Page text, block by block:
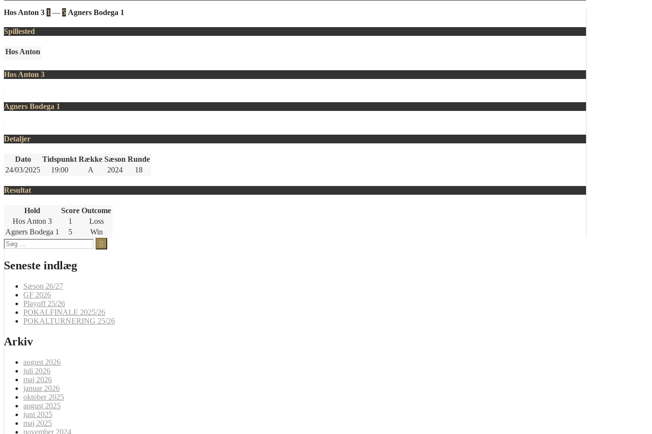
Hos Anton 3 1 — 5 Agners Bodega 1
Spillested
Hos Anton
Hos Anton 3
Agners Bodega 1
Detaljer
Dato Tidspunkt Række Sæson Runde
24/03/2025
19:00 A 2024 18
Resultat
Hold Score Outcome
Hos Anton 3
1
Loss
Agners Bodega 1
5
Win
Søg
efter:
Seneste indlæg
Sæson 26/27
GF 2026
Playoff 25/26
POKALFINALE 2025/26
POKALTURNERING 25/26
Arkiv
august 2026
juli 2026
maj 2026
januar 2026
oktober 2025
august 2025
juni 2025
maj 2025
november 2024